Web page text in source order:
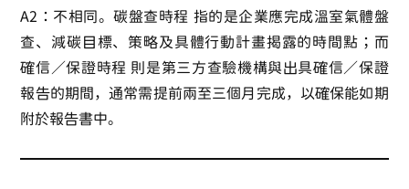
A2：不相同。碳盤查時程 指的是企業應完成溫室氣體盤
查、減碳目標、策略及具體行動計畫揭露的時間點；而
確信／保證時程 則是第三方查驗機構與出具確信／保證
報告的期間，通常需提前兩至三個月完成，以確保能如期
附於報告書中。